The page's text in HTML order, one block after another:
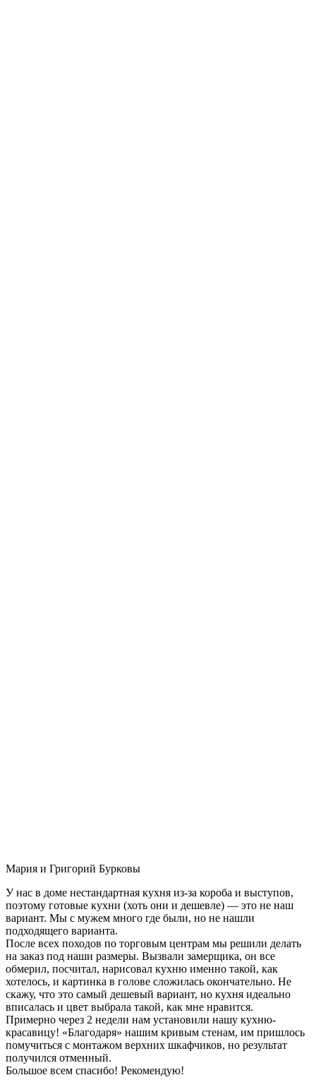
Мария и Григорий Бурковы
У нас в доме нестандартная кухня из-за короба и выступов,
поэтому готовые кухни (хоть они и дешевле) — это не наш
вариант. Мы с мужем много где были, но не нашли
подходящего варианта.
После всех походов по торговым центрам мы решили делать
на заказ под наши размеры. Вызвали замерщика, он все
обмерил, посчитал, нарисовал кухню именно такой, как
хотелось, и картинка в голове сложилась окончательно. Не
скажу, что это самый дешевый вариант, но кухня идеально
вписалась и цвет выбрала такой, как мне нравится.
Примерно через 2 недели нам установили нашу кухню-
красавицу! «Благодаря» нашим кривым стенам, им пришлось
помучиться с монтажом верхних шкафчиков, но результат
получился отменный.
Большое всем спасибо! Рекомендую!